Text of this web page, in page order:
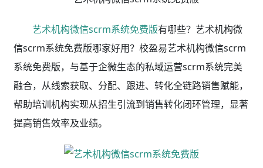
艺术机构微信scrm系统免费版有哪些？艺术机构微
信scrm系统免费版哪家好用？校盈易艺术机构微信scrm
系统免费版，与基于企微生态的私域运营scrm系统完美
融合，从线索获取、分配、跟进、转化全链路销售赋能，
帮助培训机构实现从招生引流到销售转化闭环管理，显著
提高销售效率及业绩。